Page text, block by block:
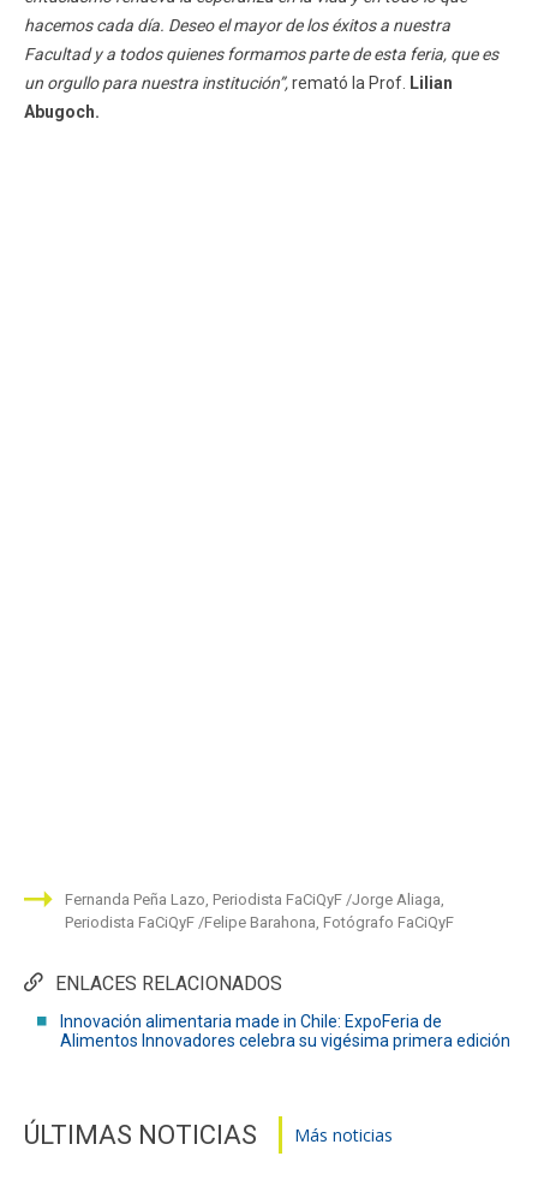
ENLACES RELACIONADOS
Innovación alimentaria made in Chile: ExpoFeria de
Alimentos Innovadores celebra su vigésima primera edición
hacemos cada día. Deseo el mayor de los éxitos a nuestra
Facultad y a todos quienes formamos parte de esta feria, que es
un orgullo para nuestra institución”,remató la Prof. Lilian
Abugoch.
Fernanda Peña Lazo, Periodista FaCiQyF Jorge Aliaga,
Periodista FaCiQyF Felipe Barahona, Fotógrafo FaCiQyF
ÚLTIMAS NOTICIAS Más noticias